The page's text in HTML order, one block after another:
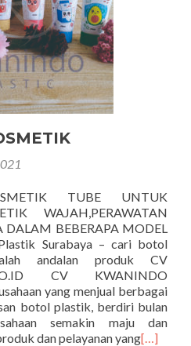
TUBE UNTUK
WAJAH,PERAWATAN
DALAM BEBERAPA MODEL
Surabaya – cari botol
andalan produk CV
CV KWANINDO
yang menjual berbagai
botol plastik, berdiri bulan
semakin maju dan
dan pelayanan yang[…]